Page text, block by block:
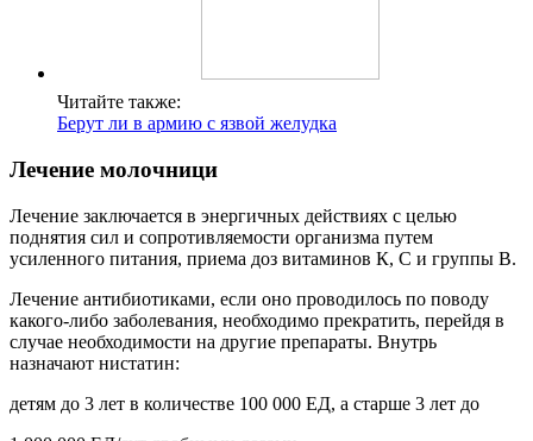
Читайте также:
Берут ли в армию с язвой желудка
Лечение молочници
Лечение заключается в энергичных действиях с целью
поднятия сил и сопротивляемости организма путем
усиленного питания, приема доз витаминов К, С и группы В.
Лечение антибиотиками, если оно проводилось по поводу
какого-либо заболевания, необходимо прекратить, перейдя в
случае необходимости на другие препараты. Внутрь
назначают нистатин:
детям до 3 лет в количестве 100 000 ЕД, а старше 3 лет до